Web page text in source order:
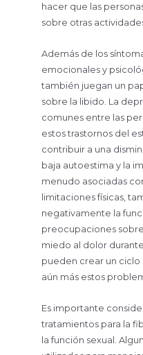
hacer que las
sobre otras
Además de los
emocionales y
también juegan un
sobre la libido. La
comunes entre las
estos trastornos del
contribuir a una
baja autoestima y la
menudo asociadas
limitaciones físicas,
negativamente la
preocupaciones
miedo al dolor
pueden crear un
aún más estos
Es importante
tratamientos para la
la función sexual.